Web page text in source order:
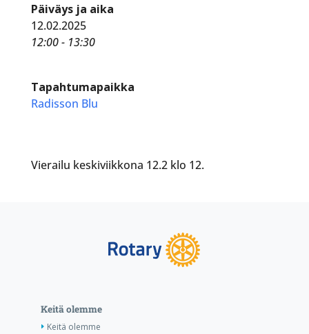
Päiväys ja aika
12.02.2025
12:00 - 13:30
Tapahtumapaikka
Radisson Blu
Vierailu keskiviikkona 12.2 klo 12.
Keitä olemme
Keitä olemme